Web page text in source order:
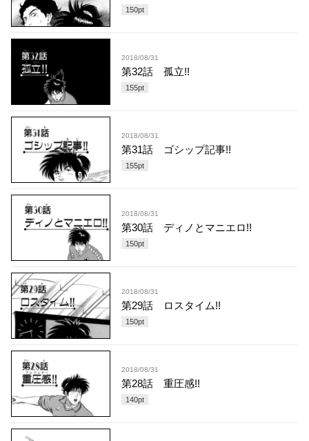
150pt
2018/08/31
第32話 孤立!!
155pt
2018/08/31
第31話 ゴシップ記事!!
155pt
2018/08/31
第30話 ディノとマニエロ!!
150pt
2018/08/31
第29話 ロスタイム!!
150pt
2018/08/31
第28話 重圧感!!
140pt